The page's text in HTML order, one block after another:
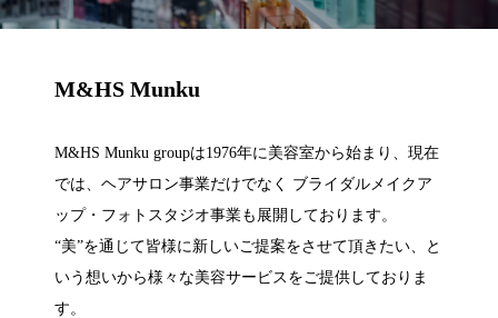
M&HS Munku
M&HS Munku groupは1976年に美容室から始まり、現在
では、ヘアサロン事業だけでなく ブライダルメイクア
ップ・フォトスタジオ事業も展開しております。
“美”を通じて皆様に新しいご提案をさせて頂きたい、と
いう想いから様々な美容サービスをご提供しておりま
す。